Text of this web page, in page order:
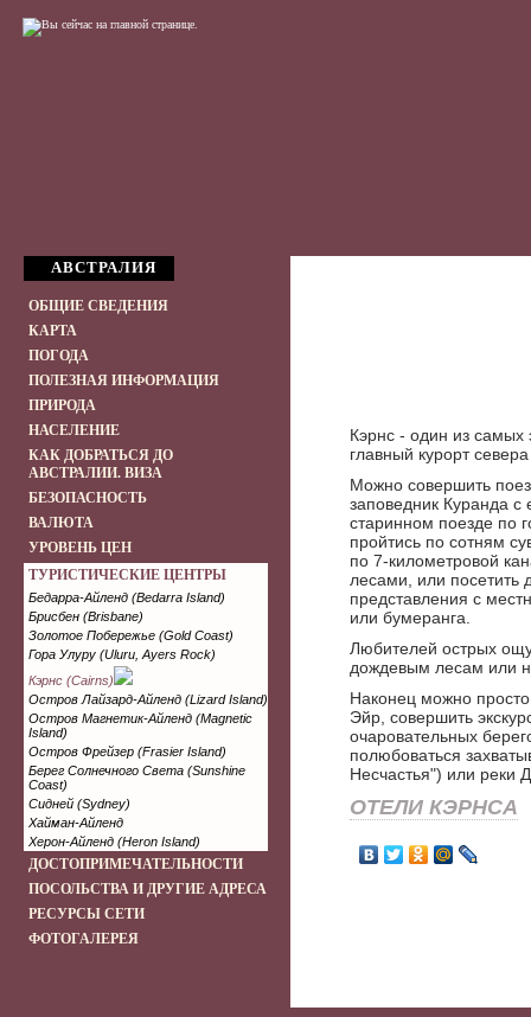
АВСТРАЛИЯ
ОБЩИЕ СВЕДЕНИЯ
КАРТА
ПОГОДА
ПОЛЕЗНАЯ ИНФОРМАЦИЯ
ПРИРОДА
НАСЕЛЕНИЕ
КАК ДОБРАТЬСЯ ДО
АВСТРАЛИИ. ВИЗА
БЕЗОПАСНОСТЬ
ВАЛЮТА
УРОВЕНЬ ЦЕН
ТУРИСТИЧЕСКИЕ ЦЕНТРЫ
Бедарра-Айленд (Bedarra Island)
Брисбен (Brisbane)
Золотое Побережье (Gold Coast)
Гора Улуру (Uluru, Ayers Rock)
Кэрнс (Cairns)
Остров Лайзард-Айленд (Lizard Island)
Остров Магнетик-Айленд (Magnetic
Island)
Остров Фрейзер (Frasier Island)
Берег Солнечного Света (Sunshine
Coast)
Сидней (Sydney)
Хайман-Айленд
Херон-Айленд (Heron Island)
ДОСТОПРИМЕЧАТЕЛЬНОСТИ
ПОСОЛЬСТВА И ДРУГИЕ АДРЕСА
РЕСУРСЫ СЕТИ
ФОТОГАЛЕРЕЯ
Кэрнс - один из самых
главный курорт
Можно совершить
заповедник Куранда с
старинном поезде по
пройтись по сотням
по 7-километровой
лесами, или посетить
представления с
или бумеранга.
Любителей острых
дождевым лесам или
Наконец можно
Эйр, совершить
очаровательных
полюбоваться
Несчастья") или реки
ОТЕЛИ КЭРНСА